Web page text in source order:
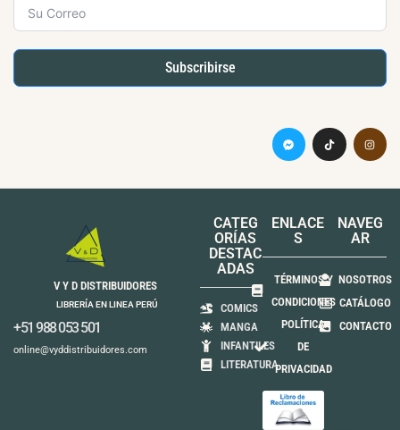
Subscribirse
V Y D DISTRIBUIDORES
LIBRERÍA EN LINEA PERÚ
+51 988 053 501
online@vyddistribuidores.com
CATEG
ORÍAS
DESTAC
ADAS
COMICS
MANGA
INFANTILES
LITERATURA
ENLACE
S
TÉRMINOS Y
CONDICIONES
POLÍTICA
DE
PRIVACIDAD
NAVEG
AR
NOSOTROS
CATÁLOGO
CONTACTO